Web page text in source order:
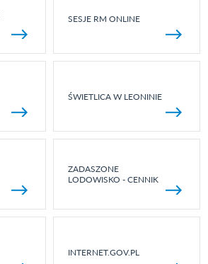
SESJE RM ONLINE
ŚWIETLICA W LEONINIE
ZADASZONE
LODOWISKO - CENNIK
INTERNET.GOV.PL